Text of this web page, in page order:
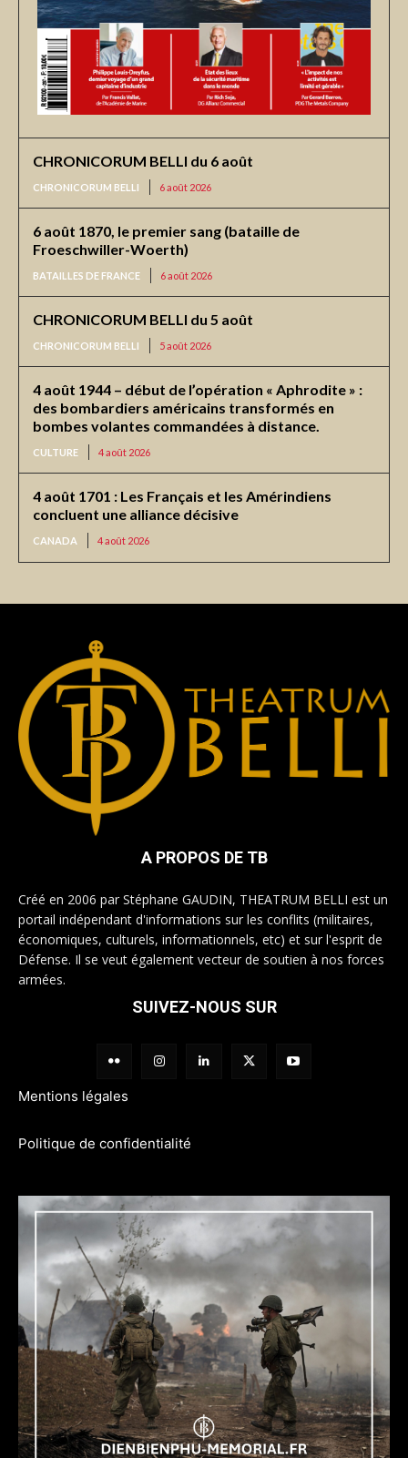
CHRONICORUM BELLI du 6 août
CHRONICORUM BELLI 6 août 2026
6 août 1870, le premier sang (bataille de
Froeschwiller-Woerth)
BATAILLES DE FRANCE 6 août 2026
CHRONICORUM BELLI du 5 août
CHRONICORUM BELLI 5 août 2026
4 août 1944 – début de l’opération « Aphrodite » :
des bombardiers américains transformés en
bombes volantes commandées à distance.
CULTURE 4 août 2026
4 août 1701 : Les Français et les Amérindiens
concluent une alliance décisive
CANADA 4 août 2026
A PROPOS DE TB
Créé en 2006 par Stéphane GAUDIN, THEATRUM BELLI est un
portail indépendant d'informations sur les conflits (militaires,
économiques, culturels, informationnels, etc) et sur l'esprit de
Défense. Il se veut également vecteur de soutien à nos forces
armées.
SUIVEZ-NOUS SUR
Mentions légales
Politique de confidentialité